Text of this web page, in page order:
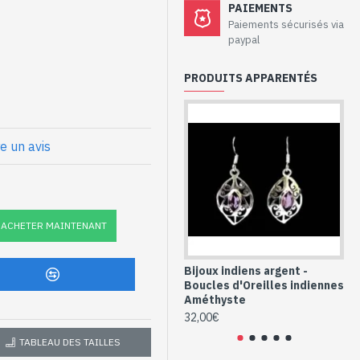
- Boucles
Topaze
1000
à la main, sertie sur
longue recourbée que l'on
: 26mm x 15mm approx
argent et
465)
un avis
ACHETER MAINTENANT
TABLEAU DES TAILLES
PAIEMENTS
Paiements sécurisés via
paypal
PRODUITS APPARENTÉS
Bijoux indiens argent -
Boucles d'Oreilles indiennes
Améthyste
32,00€